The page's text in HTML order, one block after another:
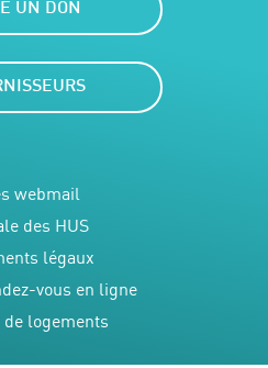
UN DON
webmail
des HUS
légaux
vous en ligne
de logements